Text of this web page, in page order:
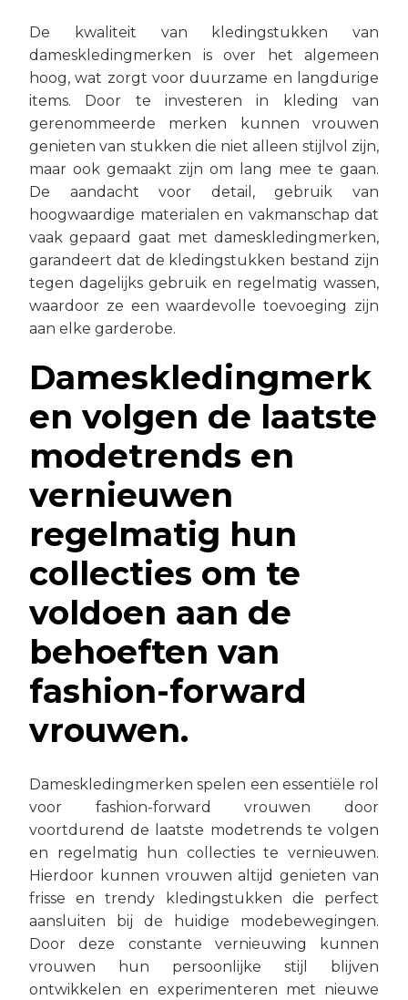
De kwaliteit van kledingstukken van
dameskledingmerken is over het algemeen
hoog, wat zorgt voor duurzame en langdurige
items. Door te investeren in kleding van
gerenommeerde merken kunnen vrouwen
genieten van stukken die niet alleen stijlvol zijn,
maar ook gemaakt zijn om lang mee te gaan.
De aandacht voor detail, gebruik van
hoogwaardige materialen en vakmanschap dat
vaak gepaard gaat met dameskledingmerken,
garandeert dat de kledingstukken bestand zijn
tegen dagelijks gebruik en regelmatig wassen,
waardoor ze een waardevolle toevoeging zijn
aan elke garderobe.
Dameskledingmerk
en volgen de laatste
modetrends en
vernieuwen
regelmatig hun
collecties om te
voldoen aan de
behoeften van
fashion-forward
vrouwen.
Dameskledingmerken spelen een essentiële rol
voor fashion-forward vrouwen door
voortdurend de laatste modetrends te volgen
en regelmatig hun collecties te vernieuwen.
Hierdoor kunnen vrouwen altijd genieten van
frisse en trendy kledingstukken die perfect
aansluiten bij de huidige modebewegingen.
Door deze constante vernieuwing kunnen
vrouwen hun persoonlijke stijl blijven
ontwikkelen en experimenteren met nieuwe